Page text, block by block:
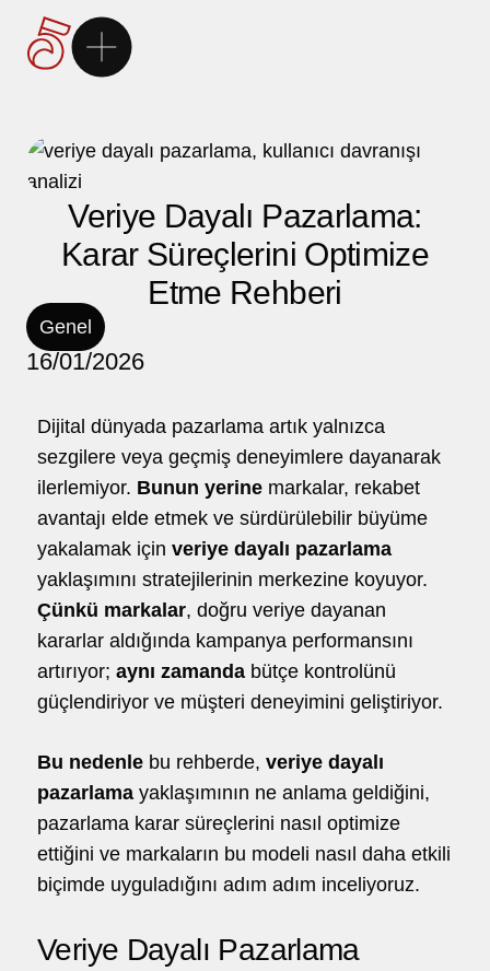
5Brand
Markalarımız
Hizmetlerimiz
Kariyer
İletişim
hello@5brand.co hello@5brand.co
Veriye Dayalı Pazarlama:
Karar Süreçlerini Optimize
Etme Rehberi
Genel
16/01/2026
Dijital dünyada pazarlama artık yalnızca
sezgilere veya geçmiş deneyimlere dayanarak
ilerlemiyor. Bunun yerine markalar, rekabet
avantajı elde etmek ve sürdürülebilir büyüme
yakalamak için veriye dayalı pazarlama
yaklaşımını stratejilerinin merkezine koyuyor.
Çünkü markalar, doğru veriye dayanan
kararlar aldığında kampanya performansını
artırıyor; aynı zamanda bütçe kontrolünü
güçlendiriyor ve müşteri deneyimini geliştiriyor.
Bu nedenle bu rehberde, veriye dayalı
pazarlama yaklaşımının ne anlama geldiğini,
pazarlama karar süreçlerini nasıl optimize
ettiğini ve markaların bu modeli nasıl daha etkili
biçimde uyguladığını adım adım inceliyoruz.
Veriye Dayalı Pazarlama